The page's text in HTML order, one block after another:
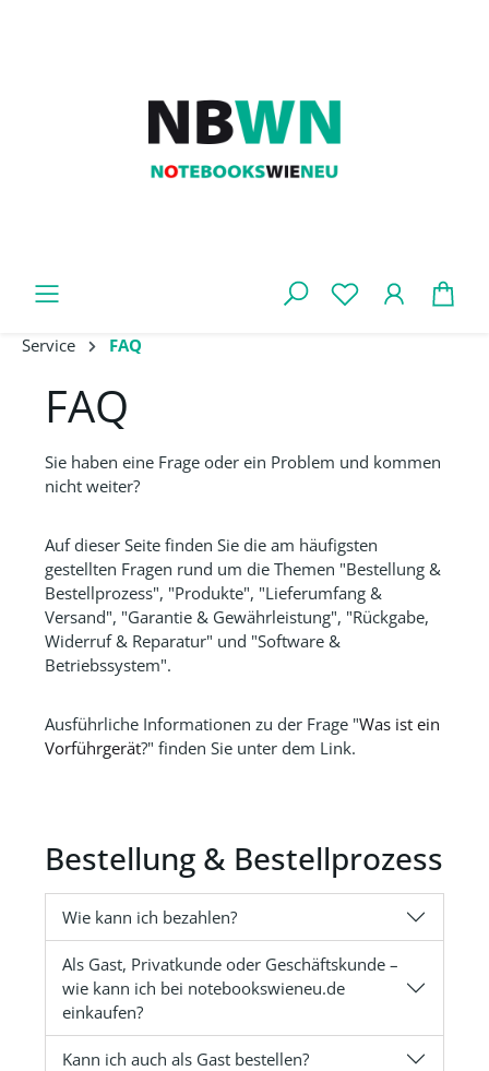
Service FAQ
FAQ
Sie haben eine Frage oder ein Problem und kommen
nicht weiter?
Auf dieser Seite finden Sie die am häufigsten
gestellten Fragen rund um die Themen "Bestellung &
Bestellprozess", "Produkte", "Lieferumfang &
Versand", "Garantie & Gewährleistung", "Rückgabe,
Widerruf & Reparatur" und "Software &
Betriebssystem".
Ausführliche Informationen zu der Frage "Was ist ein
Vorführgerät?" finden Sie unter dem Link.
Bestellung & Bestellprozess
Wie kann ich bezahlen?
Als Gast, Privatkunde oder Geschäftskunde –
wie kann ich bei notebookswieneu.de
einkaufen?
Kann ich auch als Gast bestellen?